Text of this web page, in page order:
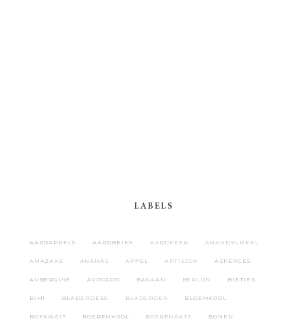
LABELS
AARDAPPELS AARDBEIEN AARDPEER AMANDELMEEL
AMAZAKE ANANAS APPEL ARTISJOK ASPERGES
AUBERGINE AVOCADO BANAAN BERLIJN BIETJES
BIMI BLADERDEEG BLADGROEN BLOEMKOOL
BOEKWEIT BOERENKOOL BOERENPATE BONEN